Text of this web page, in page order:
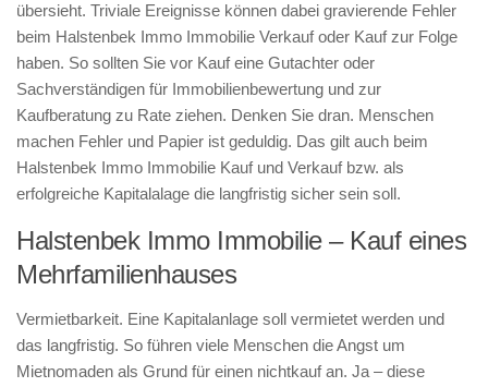
übersieht. Triviale Ereignisse können dabei gravierende Fehler
beim Halstenbek Immo Immobilie Verkauf oder Kauf zur Folge
haben. So sollten Sie vor Kauf eine Gutachter oder
Sachverständigen für Immobilienbewertung und zur
Kaufberatung zu Rate ziehen. Denken Sie dran. Menschen
machen Fehler und Papier ist geduldig. Das gilt auch beim
Halstenbek Immo Immobilie Kauf und Verkauf bzw. als
erfolgreiche Kapitalalage die langfristig sicher sein soll.
Halstenbek Immo Immobilie – Kauf eines
Mehrfamilienhauses
Vermietbarkeit. Eine Kapitalanlage soll vermietet werden und
das langfristig. So führen viele Menschen die Angst um
Mietnomaden als Grund für einen nichtkauf an. Ja – diese